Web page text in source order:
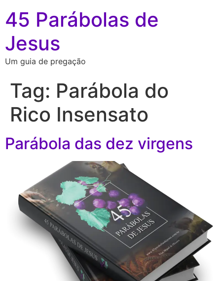
45 Parábolas de
Jesus
Um guia de pregação
Tag: Parábola do
Rico Insensato
Parábola das dez virgens